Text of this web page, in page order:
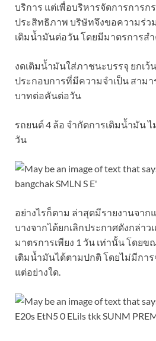
บริการ แต่เพื่อบริหารจัดการการก
ประสิทธิภาพ บริษัทจึงขอความร่
เติมน้ำมันต่อวัน โดยมีมาตรการส
งดเติมน้ำมันใส่ภาชนะบรรจุ ยกเว้
ประกอบการที่มีความจำเป็น สามา
บาทต่อคันต่อวัน
รถยนต์ 4 ล้อ จำกัดการเติมน้ำมัน
วัน
อย่างไรก็ตาม ล่าสุดมีรายงานจาก
บางจากได้ยกเลิกประกาศดังกล่าว
มาตรการเพียง 1 วัน เท่านั้น โดย
เติมน้ำมันได้ตามปกติ โดยไม่มีกา
แต่อย่างใด.